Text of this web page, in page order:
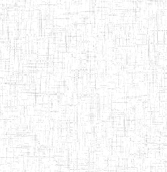
01/01/1958 ENIEG
01/11/2001 ENIEG
01/01/1975 ENIEG